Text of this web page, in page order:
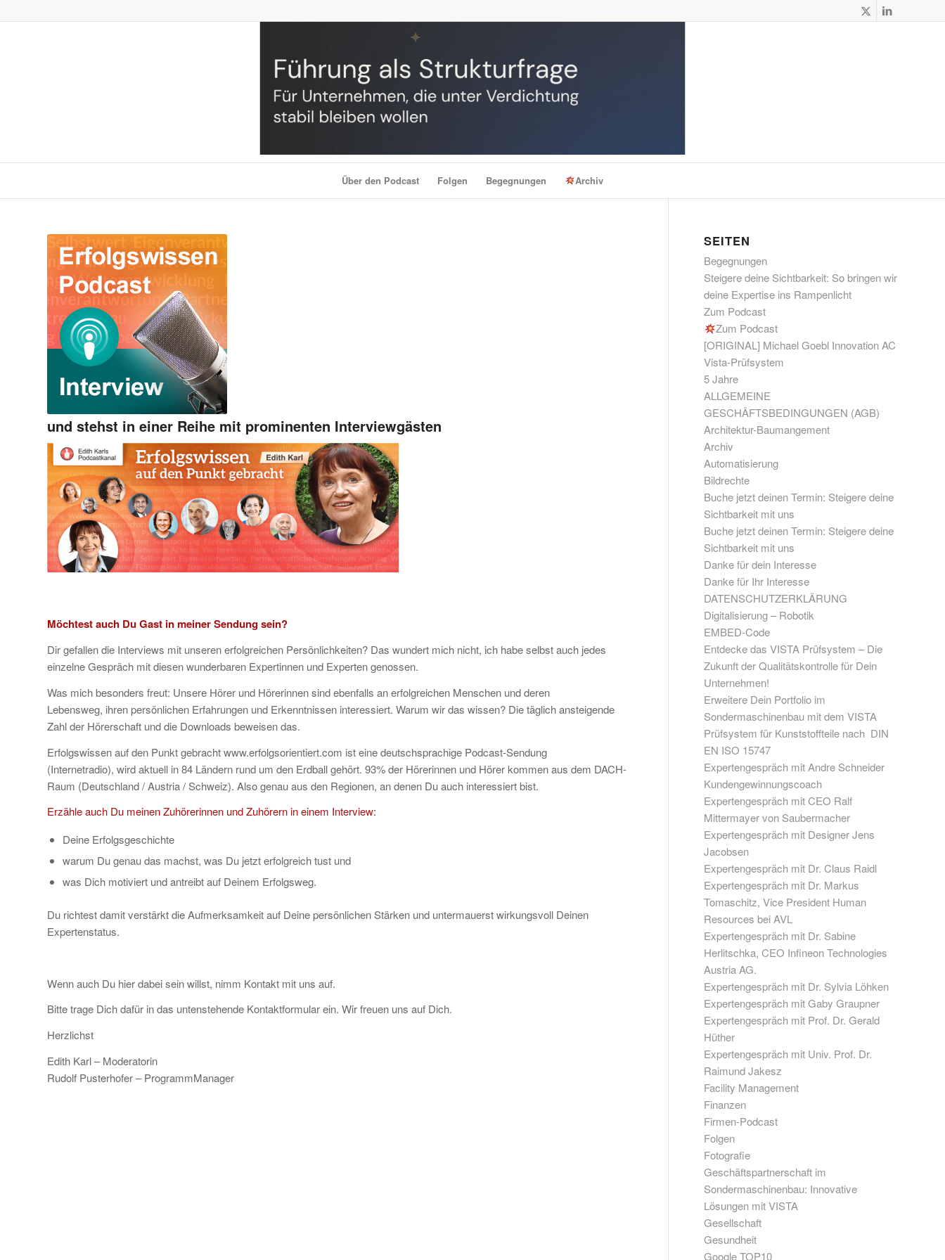
Über den Podcast Folgen Begegnungen Archiv
und stehst in einer Reihe mit prominenten Interviewgästen
Möchtest auch Du Gast in meiner Sendung sein?
Dir gefallen die Interviews mit unseren erfolgreichen Persönlichkeiten? Das wundert mich nicht, ich habe selbst auch jedes
einzelne Gespräch mit diesen wunderbaren Expertinnen und Experten genossen.
Was mich besonders freut: Unsere Hörer und Hörerinnen sind ebenfalls an erfolgreichen Menschen und deren
Lebensweg, ihren persönlichen Erfahrungen und Erkenntnissen interessiert. Warum wir das wissen? Die täglich ansteigende
Zahl der Hörerschaft und die Downloads beweisen das.
Erfolgswissen auf den Punkt gebracht www.erfolgsorientiert.com ist eine deutschsprachige Podcast-Sendung
(Internetradio), wird aktuell in 84 Ländern rund um den Erdball gehört. 93% der Hörerinnen und Hörer kommen aus dem DACH-
Raum (Deutschland / Austria / Schweiz). Also genau aus den Regionen, an denen Du auch interessiert bist.
Erzähle auch Du meinen Zuhörerinnen und Zuhörern in einem Interview:
Deine Erfolgsgeschichte
warum Du genau das machst, was Du jetzt erfolgreich tust und
was Dich motiviert und antreibt auf Deinem Erfolgsweg.
Du richtest damit verstärkt die Aufmerksamkeit auf Deine persönlichen Stärken und untermauerst wirkungsvoll Deinen
Expertenstatus.
Wenn auch Du hier dabei sein willst, nimm Kontakt mit uns auf.
Bitte trage Dich dafür in das untenstehende Kontaktformular ein. Wir freuen uns auf Dich.
Herzlichst
Edith Karl – Moderatorin
Rudolf Pusterhofer – ProgrammManager
SEITEN
Begegnungen
Steigere deine Sichtbarkeit: So bringen wir
deine Expertise ins Rampenlicht
Zum Podcast
Zum Podcast
[ORIGINAL] Michael Goebl Innovation AC
Vista-Prüfsystem
5 Jahre
ALLGEMEINE
GESCHÄFTSBEDINGUNGEN (AGB)
Architektur-Baumangement
Archiv
Automatisierung
Bildrechte
Buche jetzt deinen Termin: Steigere deine
Sichtbarkeit mit uns
Buche jetzt deinen Termin: Steigere deine
Sichtbarkeit mit uns
Danke für dein Interesse
Danke für Ihr Interesse
DATENSCHUTZERKLÄRUNG
Digitalisierung – Robotik
EMBED-Code
Entdecke das VISTA Prüfsystem – Die
Zukunft der Qualitätskontrolle für Dein
Unternehmen!
Erweitere Dein Portfolio im
Sondermaschinenbau mit dem VISTA
Prüfsystem für Kunststoffteile nach DIN
EN ISO 15747
Expertengespräch mit Andre Schneider
Kundengewinnungscoach
Expertengespräch mit CEO Ralf
Mittermayer von Saubermacher
Expertengespräch mit Designer Jens
Jacobsen
Expertengespräch mit Dr. Claus Raidl
Expertengespräch mit Dr. Markus
Tomaschitz, Vice President Human
Resources bei AVL
Expertengespräch mit Dr. Sabine
Herlitschka, CEO Infineon Technologies
Austria AG.
Expertengespräch mit Dr. Sylvia Löhken
Expertengespräch mit Gaby Graupner
Expertengespräch mit Prof. Dr. Gerald
Hüther
Expertengespräch mit Univ. Prof. Dr.
Raimund Jakesz
Facility Management
Finanzen
Firmen-Podcast
Folgen
Fotografie
Geschäftspartnerschaft im
Sondermaschinenbau: Innovative
Lösungen mit VISTA
Gesellschaft
Gesundheit
Google TOP10